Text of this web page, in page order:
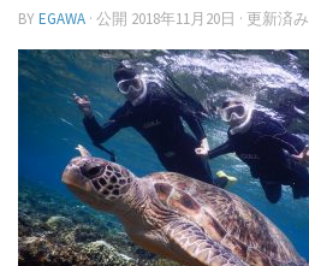
BYEGAWA · 公開 2018年11月20日 · 更新済み